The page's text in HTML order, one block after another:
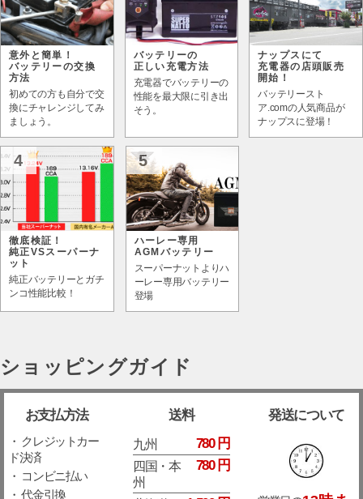
意外と簡単！
バッテリーの交換
方法
初めての方も自分で交
換にチャレンジしてみ
ましょう。
バッテリーの
正しい充電方法
充電器でバッテリーの
性能を最大限に引き出
そう。
ナップスにて
充電器の店頭販売
開始！
バッテリースト
ア.comの人気商品が
ナップスに登場！
4
徹底検証！
純正VSスーパーナ
ット
純正バッテリーとガチ
ンコ性能比較！
5
ハーレー専用
AGMバッテリー
スーパーナットよりハ
ーレー専用バッテリー
登場
ショッピングガイド
お支払方法
・ クレジットカー
ド決済
・ コンビニ払い
・ 代金引換
送料
九州 780 円
四国・本
州
780 円
発送について